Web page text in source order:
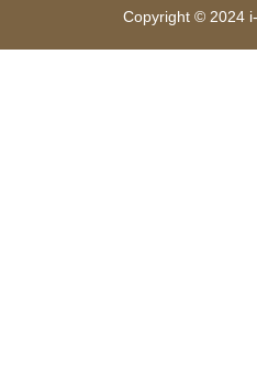
Copyright © 2024